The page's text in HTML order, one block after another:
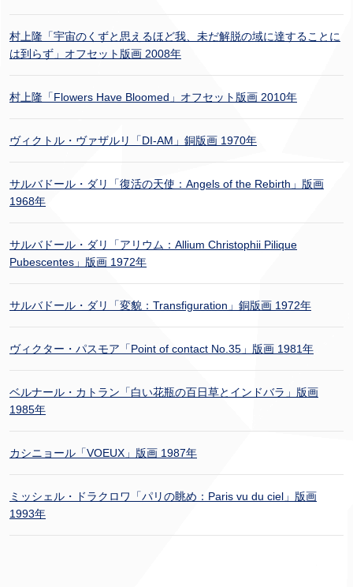
村上隆「宇宙のくずと思えるほど我、未だ解脱の域に達することに
は到らず」オフセット版画 2008年
村上隆「Flowers Have Bloomed」オフセット版画 2010年
ヴィクトル・ヴァザルリ「DI-AM」銅版画 1970年
サルバドール・ダリ「復活の天使：Angels of the Rebirth」版画
1968年
サルバドール・ダリ「アリウム：Allium Christophii Pilique
Pubescentes」版画 1972年
サルバドール・ダリ「変貌：Transfiguration」銅版画 1972年
ヴィクター・パスモア「Point of contact No.35」版画 1981年
ベルナール・カトラン「白い花瓶の百日草とインドバラ」版画
1985年
カシニョール「VOEUX」版画 1987年
ミッシェル・ドラクロワ「パリの眺め：Paris vu du ciel」版画
1993年